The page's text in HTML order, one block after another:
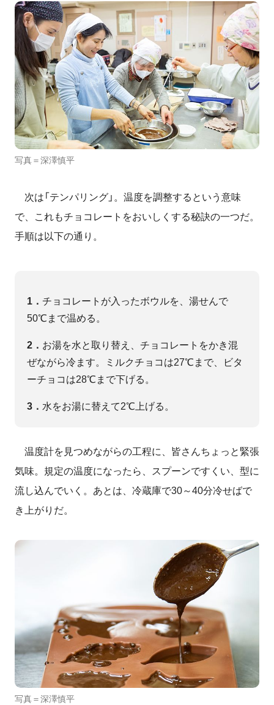
写真＝深澤慎平
次は「テンパリング」。温度を調整するという意味
で、これもチョコレートをおいしくする秘訣の一つだ。
手順は以下の通り。
1． チョコレートが入ったボウルを、湯せんで
50℃まで温める。
2． お湯を水と取り替え、チョコレートをかき混
ぜながら冷ます。ミルクチョコは27℃まで、ビタ
ーチョコは28℃まで下げる。
3． 水をお湯に替えて2℃上げる。
温度計を見つめながらの工程に、皆さんちょっと緊張
気味。規定の温度になったら、スプーンですくい、型に
流し込んでいく。あとは、冷蔵庫で30～40分冷せばで
き上がりだ。
写真＝深澤慎平